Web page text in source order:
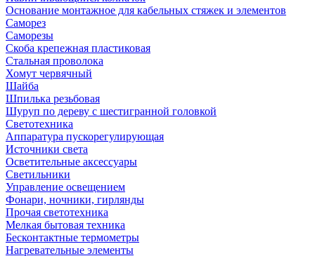
Основание монтажное для кабельных стяжек и элементов
Саморез
Саморезы
Скоба крепежная пластиковая
Стальная проволока
Хомут червячный
Шайба
Шпилька резьбовая
Шуруп по дереву с шестигранной головкой
Светотехника
Аппаратура пускорегулирующая
Источники света
Осветительные аксессуары
Светильники
Управление освещением
Фонари, ночники, гирлянды
Прочая светотехника
Мелкая бытовая техника
Бесконтактные термометры
Нагревательные элементы